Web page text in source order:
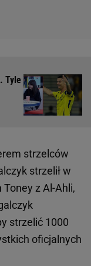
Tyle
strzelców
strzelił w
z Al-Ahli,
strzelić 1000
oficjalnych